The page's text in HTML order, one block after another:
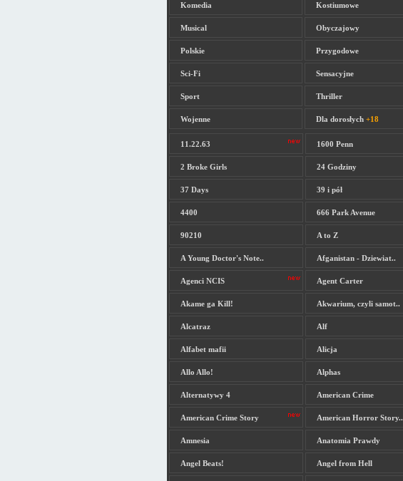
Komedia Kostiumowe
Musical Obyczajowy
Polskie Przygodowe
Sci-Fi Sensacyjne
Sport Thriller
Wojenne Dla dorosłych +18
11.22.63 1600 Penn
2 Broke Girls 24 Godziny
37 Days 39 i pół
4400 666 Park Avenue
90210 A to Z
A Young Doctor's Note.. Afganistan - Dziewiat..
Agenci NCIS Agent Carter
Akame ga Kill! Akwarium, czyli samot..
Alcatraz Alf
Alfabet mafii Alicja
Allo Allo! Alphas
Alternatywy 4 American Crime
American Crime Story American Horror Story..
Amnesia Anatomia Prawdy
Angel Beats! Angel from Hell